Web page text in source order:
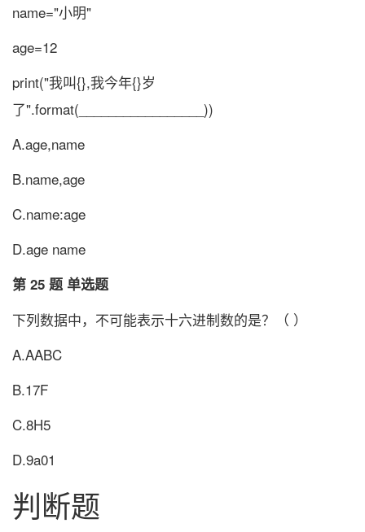
name="小明"
age=12
print("我叫{},我今年{}岁
了".format(_________________))
A.age,name
B.name,age
C.name:age
D.age name
第 25 题 单选题
下列数据中，不可能表示十六进制数的是？（ ）
A.AABC
B.17F
C.8H5
D.9a01
判断题